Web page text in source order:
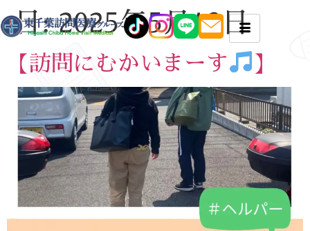
日:2025年5月13日
【訪問にむかいまーす 】